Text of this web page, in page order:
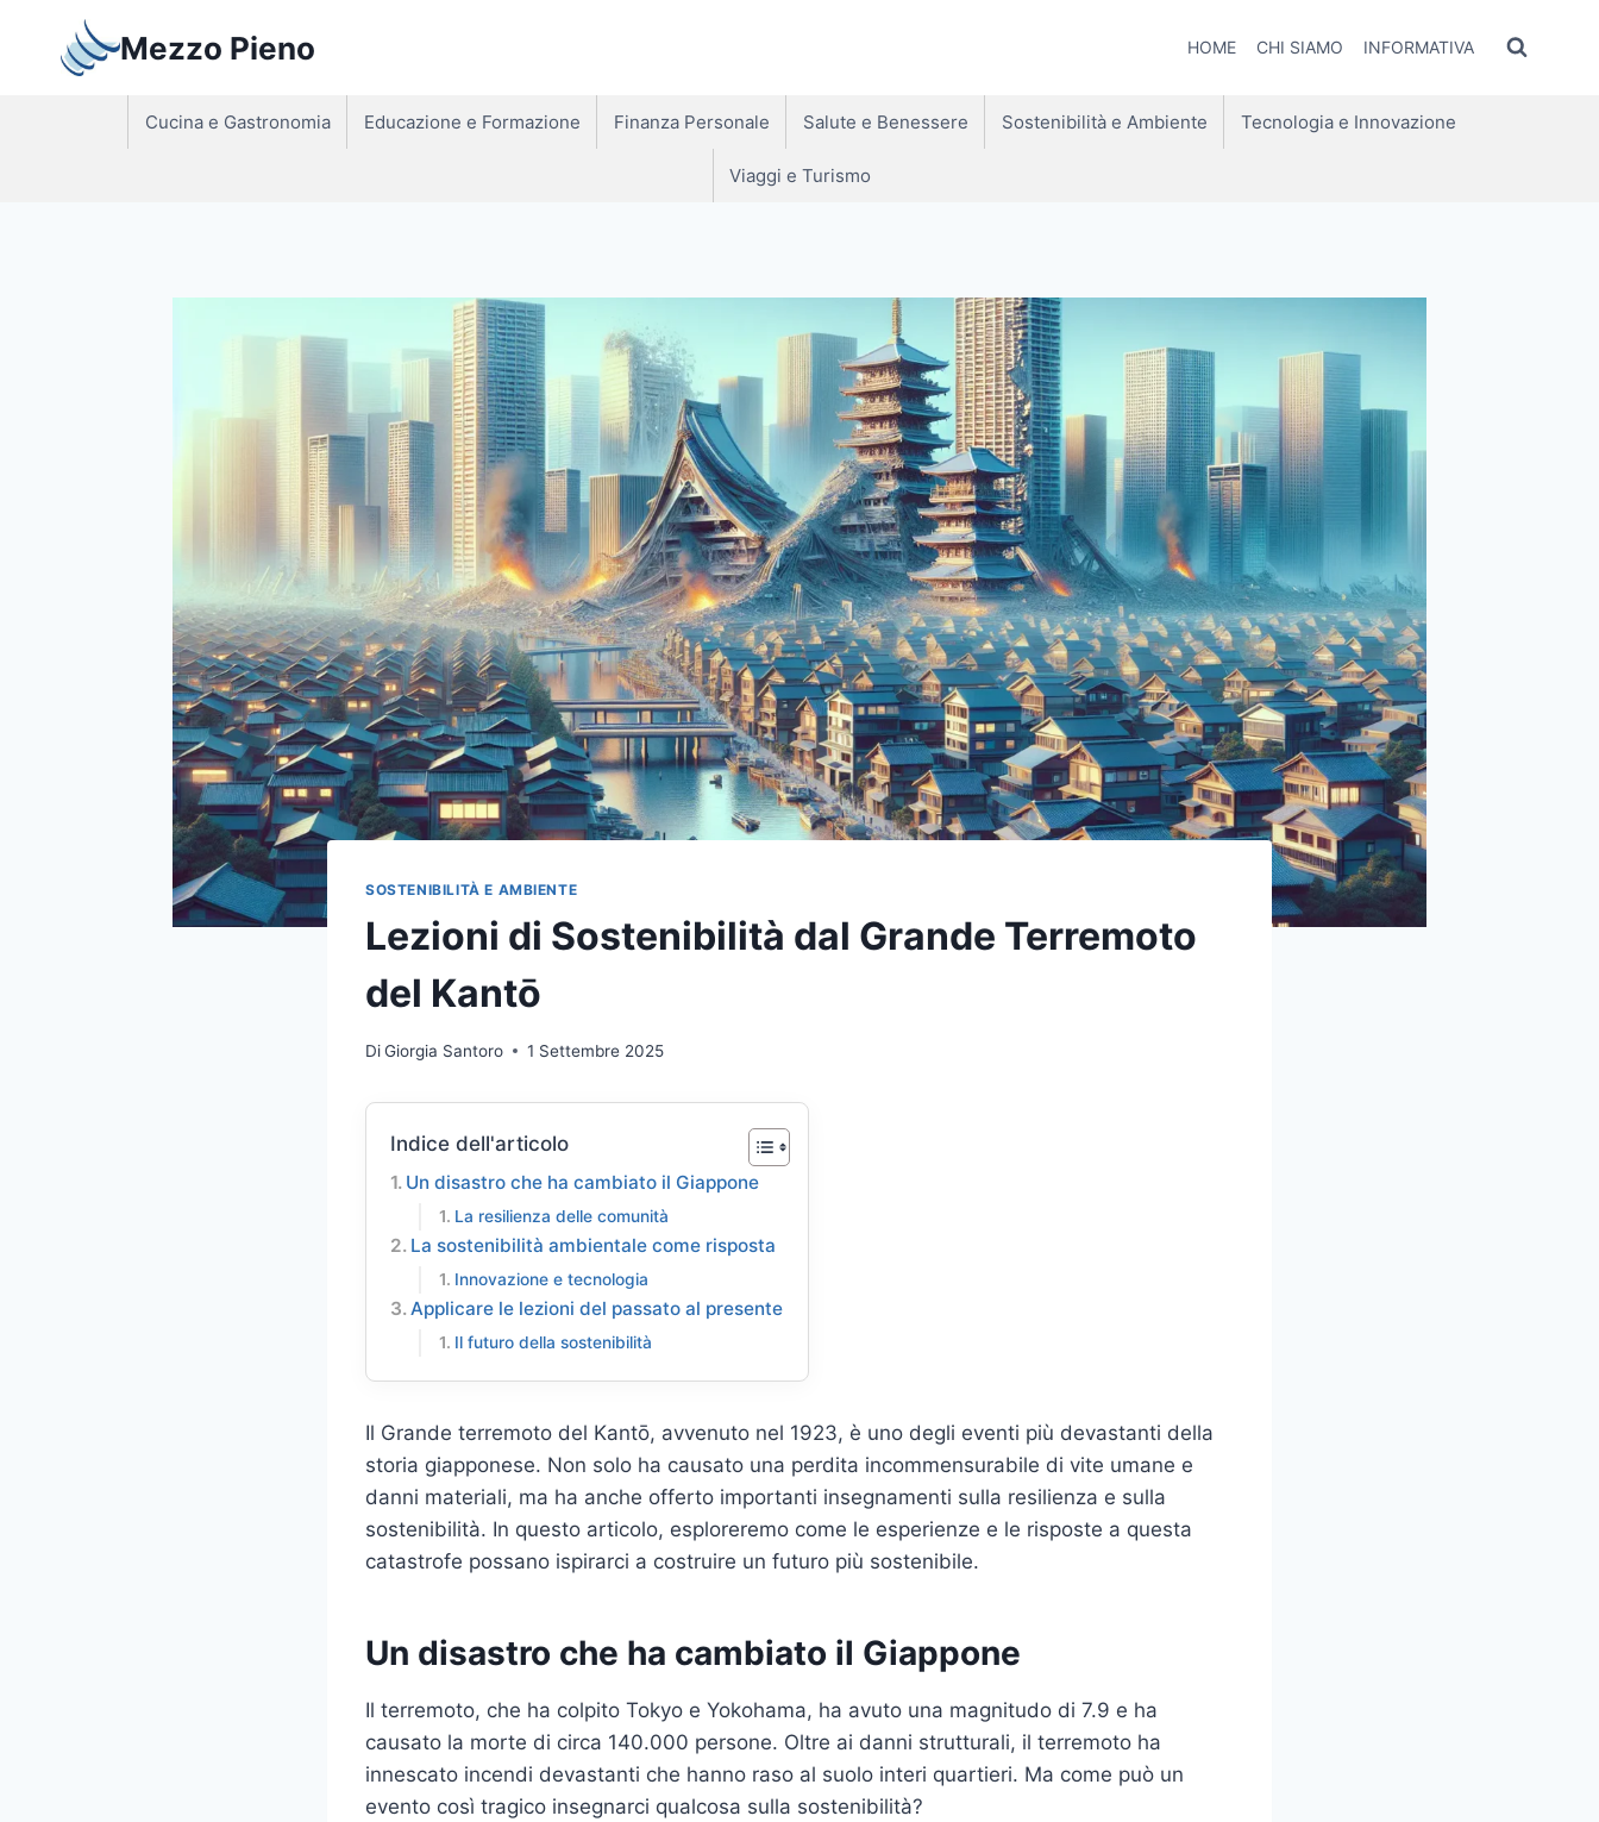
contenuto
Mezzo Pieno HOME CHI SIAMO INFORMATIVA
Cucina e Gastronomia Educazione e Formazione Finanza Personale Salute e Benessere Sostenibilità e Ambiente Tecnologia e Innovazione
Viaggi e Turismo
SOSTENIBILITÀ E AMBIENTE
Lezioni di Sostenibilità dal Grande Terremoto
del Kantō
DiGiorgia Santoro 1 Settembre 2025
Indice dell'articolo
Un disastro che ha cambiato il Giappone
La resilienza delle comunità
La sostenibilità ambientale come risposta
Innovazione e tecnologia
Applicare le lezioni del passato al presente
Il futuro della sostenibilità
Il Grande terremoto del Kantō, avvenuto nel 1923, è uno degli eventi più devastanti della
storia giapponese. Non solo ha causato una perdita incommensurabile di vite umane e
danni materiali, ma ha anche offerto importanti insegnamenti sulla resilienza e sulla
sostenibilità. In questo articolo, esploreremo come le esperienze e le risposte a questa
catastrofe possano ispirarci a costruire un futuro più sostenibile.
Un disastro che ha cambiato il Giappone
Il terremoto, che ha colpito Tokyo e Yokohama, ha avuto una magnitudo di 7.9 e ha
causato la morte di circa 140.000 persone. Oltre ai danni strutturali, il terremoto ha
innescato incendi devastanti che hanno raso al suolo interi quartieri. Ma come può un
evento così tragico insegnarci qualcosa sulla sostenibilità?